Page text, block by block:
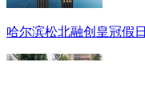
哈尔滨松北融创皇冠假日